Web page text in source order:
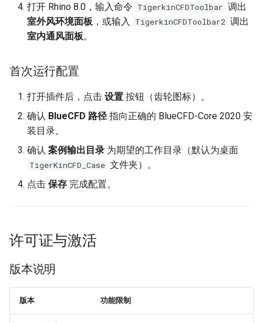
边界标签与几何着色
可视化与结果查看
支持的物理量
瞬态统计量
配色方案
结果显示控制
切片管理
预设切片方向
切片操作
云图管理
打开 Rhino 8.0，输入命令 TigerkinCFDToolbar 调出
室外风环境面板 ，或输入 TigerkinCFDToolbar2 调出
室内通风面板。
首次运行配置
打开插件后，点击 设置 按钮（齿轮图标）。
确认 BlueCFD 路径指向正确的 BlueCFD-Core 2020 安
装目录。
确认 案例输出目录 为期望的工作目录（默认为桌面
TigerKinCFD_Case 文件夹）。
点击 保存 完成配置。
许可证与激活
版本说明
版本 功能限制